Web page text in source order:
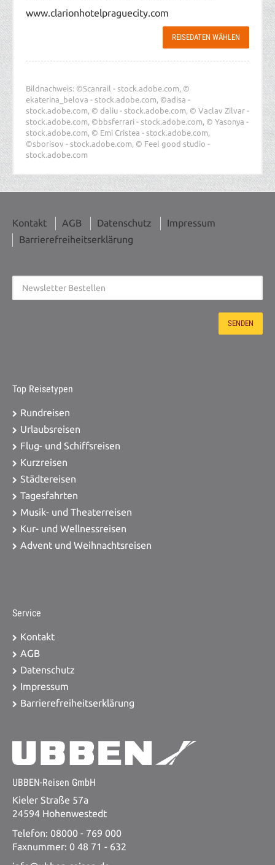
www.clarionhotelpraguecity.com
REISEDATEN WÄHLEN
Bildnachweis: ©Scanrail - stock.adobe.com, ©
ekaterina_belova - stock.adobe.com, ©adisa -
stock.adobe.com, © daliu - stock.adobe.com, © Vaclav Zilvar -
stock.adobe.com, ©bbsferrari - stock.adobe.com, © Yasonya -
stock.adobe.com, © Emi Cristea - stock.adobe.com,
©sborisov - stock.adobe.com, © Feel good studio -
stock.adobe.com
Kontakt AGB Datenschutz
Impressum
Barrierefreiheitserklärung
Top Reisetypen
Rundreisen
Urlaubsreisen
Flug- und Schiffsreisen
Kurzreisen
Städtereisen
Tagesfahrten
Musik- und Theaterreisen
Kur- und Wellnessreisen
Advent und Weihnachtsreisen
Service
Kontakt
AGB
Datenschutz
Impressum
Barrierefreiheitserklärung
UBBEN-Reisen GmbH
Kieler Straße 57a
24594 Hohenwestedt
Telefon: 08000 - 769 000
Faxnummer: 0 48 71 - 632